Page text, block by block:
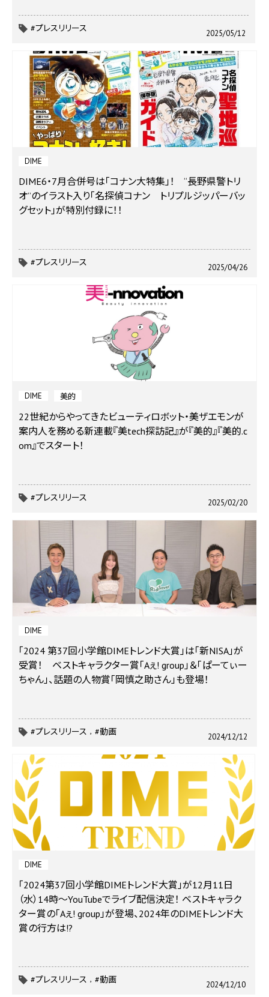
2025/05/12
#プレスリリース
DIME
DIME6・7月合併号は「コナン大特集」！ “長野県警トリ
オ”のイラスト入り「名探偵コナン トリプルジッパーバッ
グセット」が特別付録に！！
2025/04/26
#プレスリリース
DIME 美的
22世紀からやってきたビューティロボット・美ザエモンが
案内人を務める新連載『美tech探訪記』が『美的』『美的.c
om』でスタート！
2025/02/20
#プレスリリース
DIME
「2024 第37回小学館DIMEトレンド大賞」は「新NISA」が
受賞！ ベストキャラクター賞「Aぇ! group」＆「ぱーてぃー
ちゃん」、話題の人物賞「岡慎之助さん」も登場！
2024/12/12
#プレスリリース #動画
DIME
「2024第37回小学館DIMEトレンド大賞」が12月11日
（水）14時～YouTubeでライブ配信決定！ ベストキャラク
ター賞の「Aぇ! group」が登場、2024年のDIMEトレンド大
賞の行方は!?
2024/12/10
#プレスリリース #動画